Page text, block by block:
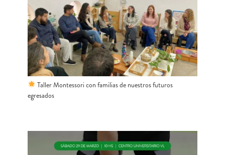
Taller Montessori con familias de nuestros futuros
egresados